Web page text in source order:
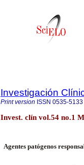
Investigación
Print version ISSN 0535-5133
Invest. clín vol.54 no.1
Agentes patógenos